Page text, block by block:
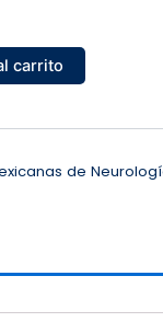
carrito
de